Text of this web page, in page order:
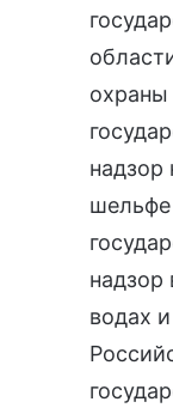
охраны
надзор
надзор
водах